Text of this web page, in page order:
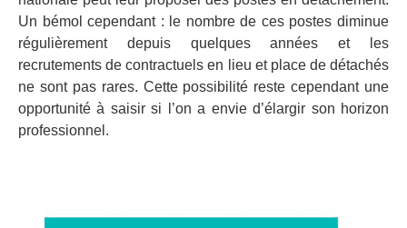
Un bémol cependant : le nombre de ces postes diminue
régulièrement depuis quelques années et les
recrutements de contractuels en lieu et place de détachés
ne sont pas rares. Cette possibilité reste cependant une
opportunité à saisir si l’on a envie d’élargir son horizon
professionnel.